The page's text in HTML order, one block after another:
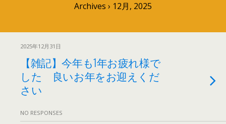
Archives › 12月, 2025
2025年12月31日
【雑記】今年も1年お疲れ様で
した 良いお年をお迎えくだ
さい
NO RESPONSES